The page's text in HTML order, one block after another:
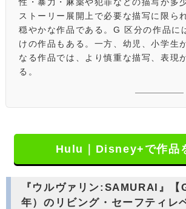
性・暴力・麻薬や犯罪などの描写が多
ストーリー展開上で必要な描写に限ら
穏やかな作品である。G 区分の作品に
けの作品もある。一方、幼児、小学生
なる作品では、より慎重な描写、表現
る。
Hulu｜Disney+で作品
『ウルヴァリン:SAMURAI』【
年）のリビング・セーフティレ